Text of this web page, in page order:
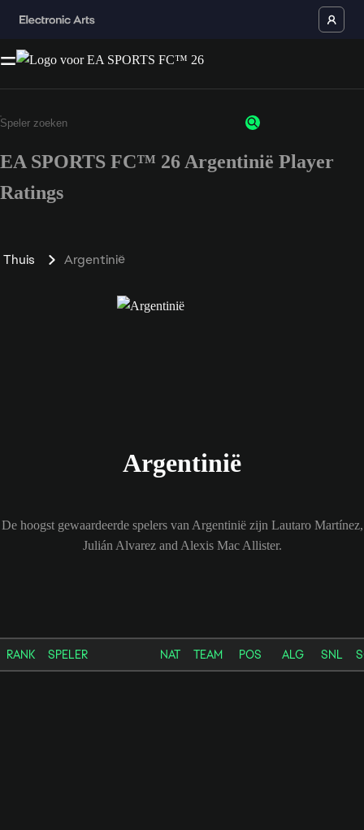
EA SPORTS FC™ 26 Argentinië Player
Ratings
Thuis Argentinië
Argentinië
De hoogst gewaardeerde spelers van Argentinië zijn Lautaro Martínez,
Julián Alvarez and Alexis Mac Allister.
RANK SPELER NAT TEAM POS ALG SNL